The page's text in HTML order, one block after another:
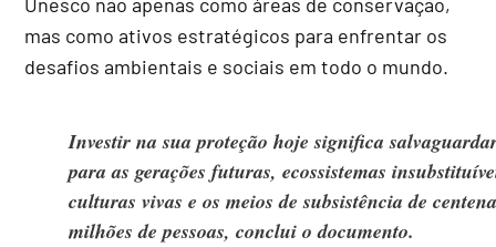
mas como ativos estratégicos para enfrentar os
desafios ambientais e sociais em todo o mundo.
Investir na sua proteção hoje significa
para as gerações futuras, ecossistemas
culturas vivas e os meios de subsistência de
milhões de pessoas, conclui o documento.